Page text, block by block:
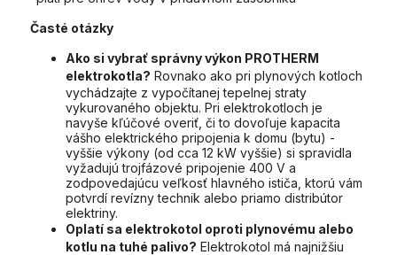
Časté otázky
Ako si vybrať správny výkon PROTHERM
elektrokotla? Rovnako ako pri plynových kotloch
vychádzajte z vypočítanej tepelnej straty
vykurovaného objektu. Pri elektrokotloch je
navyše kľúčové overiť, či to dovoľuje kapacita
vášho elektrického pripojenia k domu (bytu) -
vyššie výkony (od cca 12 kW vyššie) si spravidla
vyžadujú trojfázové pripojenie 400 V a
zodpovedajúcu veľkosť hlavného ističa, ktorú vám
potvrdí revízny technik alebo priamo distribútor
elektriny.
Oplatí sa elektrokotol oproti plynovému alebo
kotlu na tuhé palivo? Elektrokotol má najnižšiu